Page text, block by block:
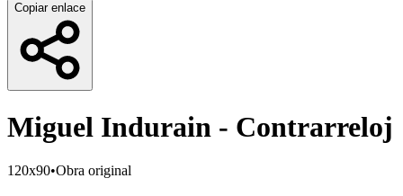
Copiar enlace
Miguel Indurain - Contrarreloj
120x90•Obra original